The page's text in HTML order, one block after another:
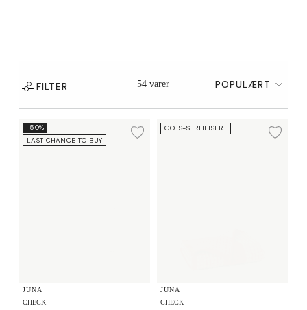
FILTER 54 varer POPULÆRT
Vaskeklut 30x30 cm
-50%
LAST CHANCE TO BUY
Legg til ønskeliste
JUNA
CHECK
Håndkle 50x100 cm
GOTS-SERTIFISERT
JUNA
CHECK